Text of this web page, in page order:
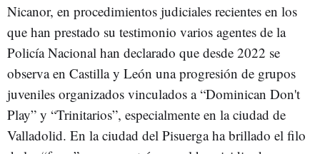
Nicanor, en procedimientos judiciales recientes en los
que han prestado su testimonio varios agentes de la
Policía Nacional han declarado que desde 2022 se
observa en Castilla y León una progresión de grupos
juveniles organizados vinculados a “Dominican Don't
Play” y “Trinitarios”, especialmente en la ciudad de
Valladolid. En la ciudad del Pisuerga ha brillado el filo